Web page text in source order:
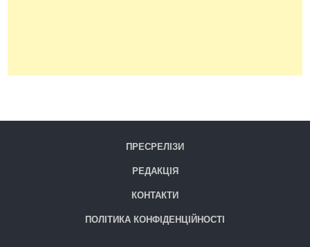
ПРЕСРЕЛІЗИ
РЕДАКЦІЯ
КОНТАКТИ
ПОЛІТИКА КОНФІДЕНЦІЙНОСТІ